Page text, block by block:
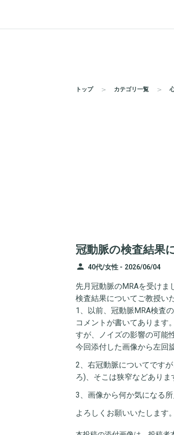
トップ カテゴリ一覧
冠動脈の検査結果
person 40代/女性 - 2026/06/04
先月冠動脈のMRAを受けま
検査結果についてご教授い
1、以前、冠動脈MRA検査
コメントが書いてあります
すが、ノイズの影響の可能
今回添付した画像から左回
2、右冠動脈についてです
ろ)、そこは狭窄などあり
3、画像から何か気になる
よろしくお願いいたします。